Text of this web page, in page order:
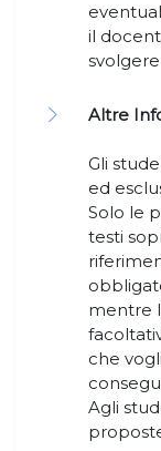
il
Altre
Gli
ed
Solo le
testi
mentre
che
Agli